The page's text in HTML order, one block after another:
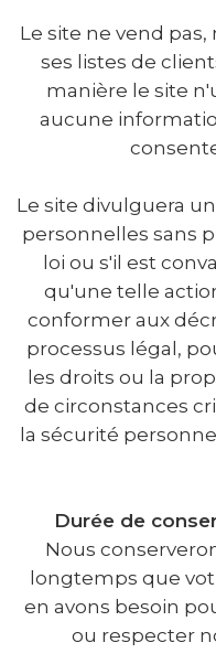
Le site ne vend
ses listes de
manière le site
aucune
Le site divulguera
personnelles sans
loi ou s'il est
qu'une telle
conformer aux
processus légal,
les droits ou la
de circonstances
la sécurité
Durée de
Nous
longtemps que
en avons besoin
ou respecter